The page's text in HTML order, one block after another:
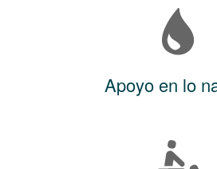
Apoyo en lo